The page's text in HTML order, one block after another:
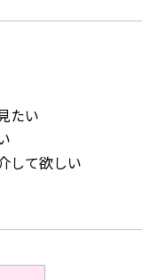
たい
して欲しい